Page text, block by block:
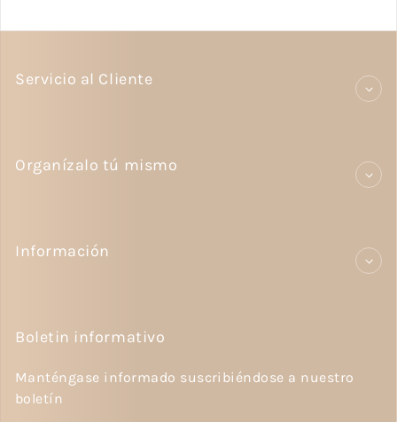
Servicio al Cliente
Organízalo tú mismo
Información
Boletin informativo
Manténgase informado suscribiéndose a nuestro
boletín